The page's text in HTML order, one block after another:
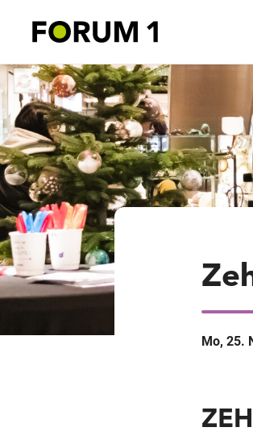
Mo, 25.